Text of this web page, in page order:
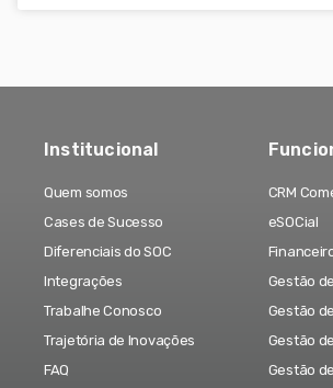
Institucional
Quem somos
Cases de Sucesso
Diferenciais do SOC
Integrações
Trabalhe Conosco
Trajetória de Inovações
FAQ
CRM
eSOCial
Gestão
Gestão
Gestão
Gestão